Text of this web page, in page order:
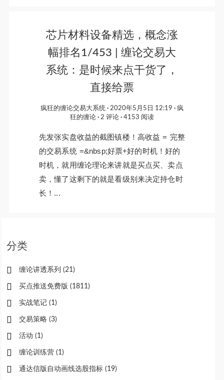
芯片材料设备精选，概念涨
幅排名1/453 | 缠论交易大
系统：是时候来点干货了，
直接给票
疯狂的缠论交易大系统 2020年5月5日 12:19
疯
狂的缠论
2 评论 4153 阅读
先发张实盘收益的截图镇楼！高收益 = 完整
的交易系统 =&nbsp;好票+好的时机！好的
时机，就用缠论理论来讲就是买点买、卖点
卖，懂了这剩下的就是看级别来决定持仓时
长！...
分类
缠论讲透系列 (21)
买点推送免费版 (1811)
实战笔记 (1)
交易策略 (3)
活动 (1)
缠论训练营 (1)
通达信版自动画线选股指标 (19)